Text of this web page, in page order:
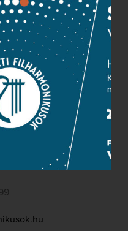
u. 1. (Müpa)